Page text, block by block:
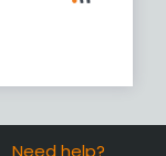
Need help?